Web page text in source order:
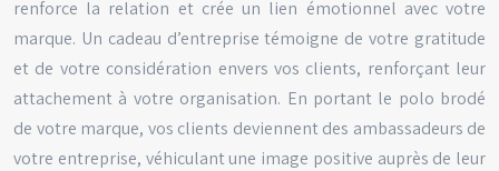
renforce la relation et crée un lien émotionnel avec votre
marque. Un cadeau d’entreprise témoigne de votre gratitude
et de votre considération envers vos clients, renforçant leur
attachement à votre organisation. En portant le polo brodé
de votre marque, vos clients deviennent des ambassadeurs de
votre entreprise, véhiculant une image positive auprès de leur